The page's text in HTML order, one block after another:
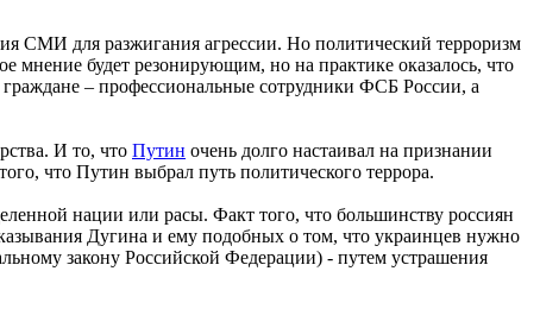
СМИ для разжигания агрессии. Но политический терроризм
мнение будет резонирующим, но на практике оказалось, что
– профессиональные сотрудники ФСБ России, а
И то, что Путин очень долго настаивал на признании
что Путин выбрал путь политического террора.
нации или расы. Факт того, что большинству россиян
Дугина и ему подобных о том, что украинцев нужно
закону Российской Федерации) - путем устрашения